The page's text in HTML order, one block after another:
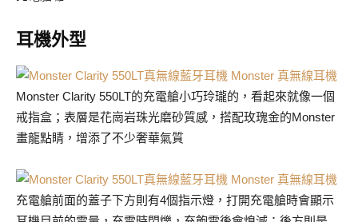
耳機外型
Monster Clarity 550LT的充電艙小巧玲瓏的，看起來就像一個
戒指盒；表層是花崗岩珠光磨砂質感，搭配玫瑰金的Monster
畫龍點睛，增添了不少奢華氣質
充電艙前面的蓋子下方則有4個指示燈，打開充電艙時會顯示